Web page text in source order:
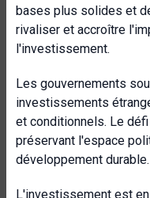
bases plus solides et
rivaliser et accroître
l'investissement.
Les gouvernements
investissements
et conditionnels. Le
préservant l'espace
développement durable.
L'investissement est